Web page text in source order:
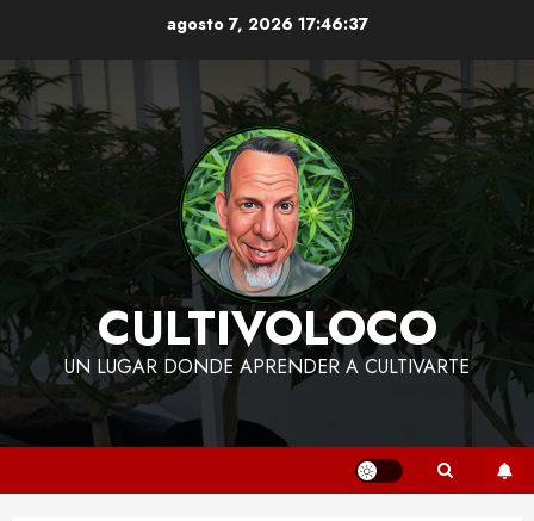
content
agosto 7, 2026 17:46:38
CULTIVOLOCO
UN LUGAR DONDE APRENDER A CULTIVARTE